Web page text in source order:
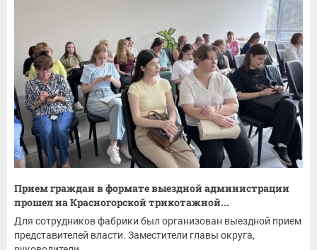
Прием граждан в формате выездной администрации
прошел на Красногорской трикотажной...
Для сотрудников фабрики был организован выездной прием
представителей власти. Заместители главы округа,